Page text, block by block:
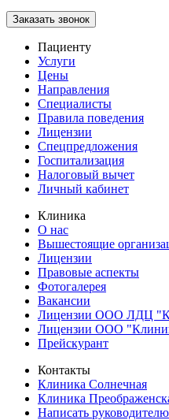
Заказать звонок
Пациенту
Услуги
Цены
Направления
Специалисты
Правила поведения
Лицензии
Спецпредложения
Госпитализация
Налоговый вычет
Личный кабинет
Клиника
О нас
Вышестоящие
Лицензии
Правовые аспекты
Фотогалерея
Вакансии
Лицензии ООО ЛДЦ
Лицензии ООО
Прейскурант
Контакты
Клиника Солнечная
Клиника
Написать руководителю